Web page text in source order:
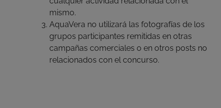
mismo.
AquaVera no utilizará las fotografías de los
grupos participantes remitidas en otras
campañas comerciales o en otros posts no
relacionados con el concurso.